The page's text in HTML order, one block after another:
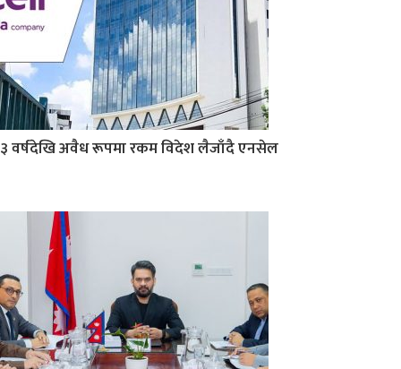
३ वर्षदेखि अवैध रूपमा रकम विदेश लैजाँदै एनसेल